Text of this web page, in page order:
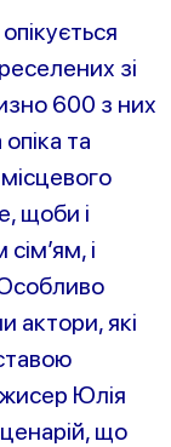
зі
600 з них
та
щоби і
і
Особливо
актори, які
Юлія
що